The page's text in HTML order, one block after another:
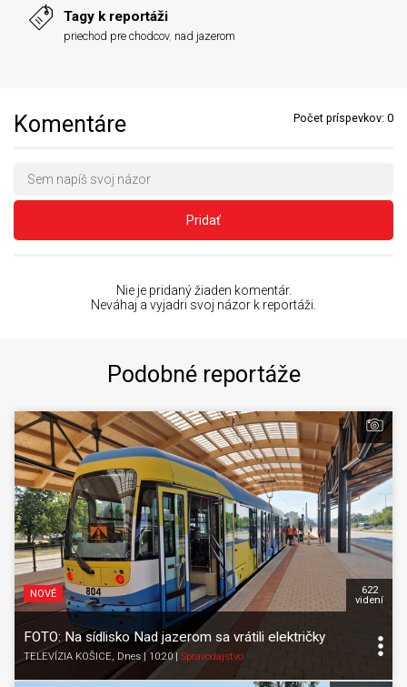
Tagy k reportáži
priechod pre chodcov, nad jazerom
Komentáre Počet príspevkov: 0
Pridať
Nie je pridaný žiaden komentár.
Neváhaj a vyjadri svoj názor k reportáži.
Podobné reportáže
NOVÉ
FOTO: Na sídlisko Nad jazerom sa vrátili električky
TELEVÍZIA KOŠICE, Dnes | 10:20| Spravodajstvo
622
videní